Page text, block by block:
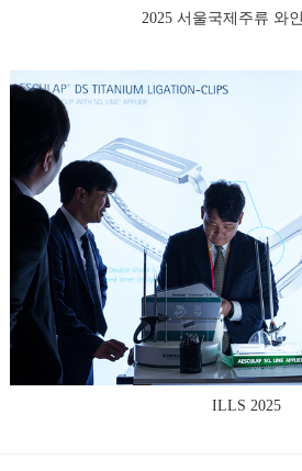
2025 서울국제주류 와
ILLS 2025